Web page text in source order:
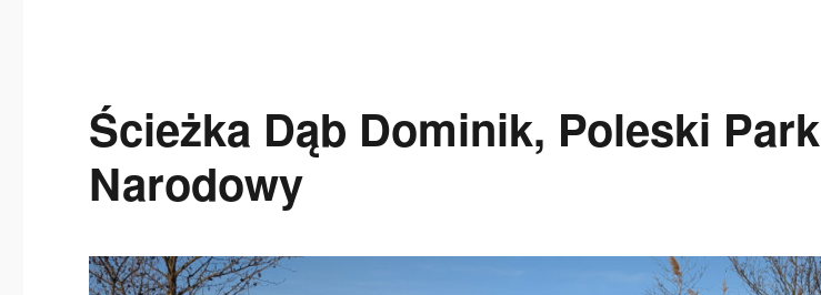
Ścieżka Dąb Dominik, Poleski Park
Narodowy